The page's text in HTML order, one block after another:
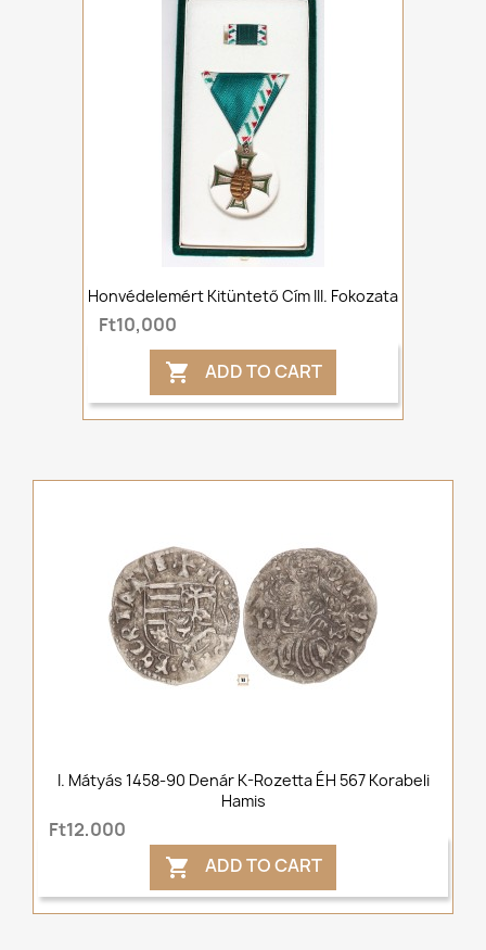
Honvédelemért Kitüntető Cím III. Fokozata
Ft10,000
 ADD TO CART
I. Mátyás 1458-90 Denár K-Rozetta ÉH 567 Korabeli
Hamis
Ft12,000
 ADD TO CART